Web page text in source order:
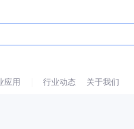
应用 行业动态 关于我们